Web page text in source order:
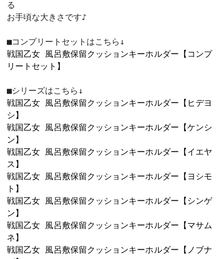
カートに入れ
16
キャラクター部分
110mm×110mm以内
ポリエステルスエード
大人気！風呂敷保留のイラストをあし
ふわふわクッションのキーホルダーが